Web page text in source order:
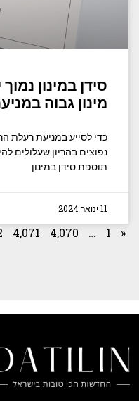
סידן במינון
מינון גבוה
כדי לסייע במניעת רעלת
נפוצים בהריון שעלולים
תוספת סידן במינון
11 ינואר 2024
«
1
…
4,070
4,071